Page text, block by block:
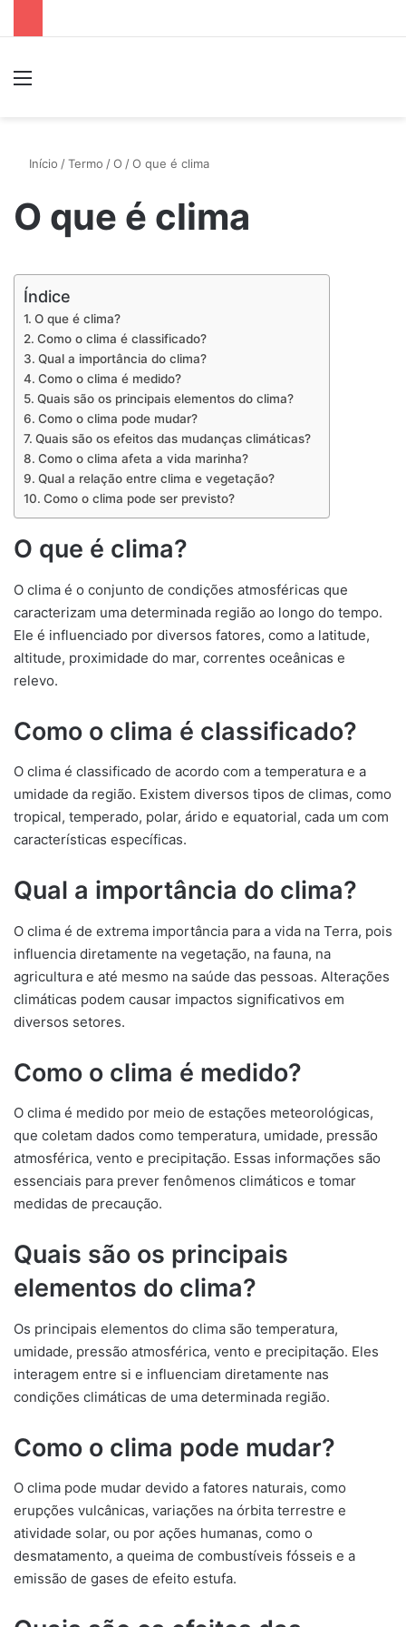
Início /Termo /O /O que é clima
O que é clima
Índice
O que é clima?
Como o clima é classificado?
Qual a importância do clima?
Como o clima é medido?
Quais são os principais elementos do clima?
Como o clima pode mudar?
Quais são os efeitos das mudanças climáticas?
Como o clima afeta a vida marinha?
Qual a relação entre clima e vegetação?
Como o clima pode ser previsto?
O que é clima?
O clima é o conjunto de condições atmosféricas que
caracterizam uma determinada região ao longo do tempo.
Ele é influenciado por diversos fatores, como a latitude,
altitude, proximidade do mar, correntes oceânicas e
relevo.
Como o clima é classificado?
O clima é classificado de acordo com a temperatura e a
umidade da região. Existem diversos tipos de climas, como
tropical, temperado, polar, árido e equatorial, cada um com
características específicas.
Qual a importância do clima?
O clima é de extrema importância para a vida na Terra, pois
influencia diretamente na vegetação, na fauna, na
agricultura e até mesmo na saúde das pessoas. Alterações
climáticas podem causar impactos significativos em
diversos setores.
Como o clima é medido?
O clima é medido por meio de estações meteorológicas,
que coletam dados como temperatura, umidade, pressão
atmosférica, vento e precipitação. Essas informações são
essenciais para prever fenômenos climáticos e tomar
medidas de precaução.
Quais são os principais
elementos do clima?
Os principais elementos do clima são temperatura,
umidade, pressão atmosférica, vento e precipitação. Eles
interagem entre si e influenciam diretamente nas
condições climáticas de uma determinada região.
Como o clima pode mudar?
O clima pode mudar devido a fatores naturais, como
erupções vulcânicas, variações na órbita terrestre e
atividade solar, ou por ações humanas, como o
desmatamento, a queima de combustíveis fósseis e a
emissão de gases de efeito estufa.